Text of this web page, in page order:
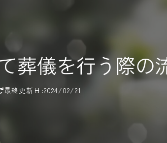
葬儀を行う際の
最終更新日:2024/02/21